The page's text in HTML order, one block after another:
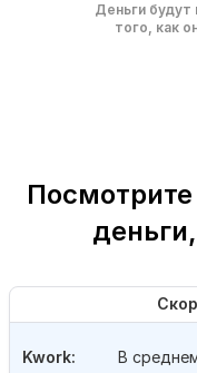
Деньги будут
того, как
Kwork: В